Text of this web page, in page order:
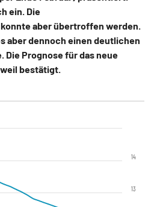
ein. Die
aber übertroffen werden.
aber dennoch einen deutlichen
Die Prognose für das neue
bestätigt.
13
14